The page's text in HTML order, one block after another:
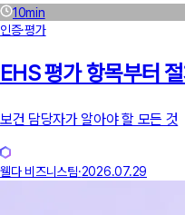
10min
인증·평가
EHS 평가 항목부터
보건 담당자가 알아야 할 모든 것
웰다 비즈니스팀·2026.07.29